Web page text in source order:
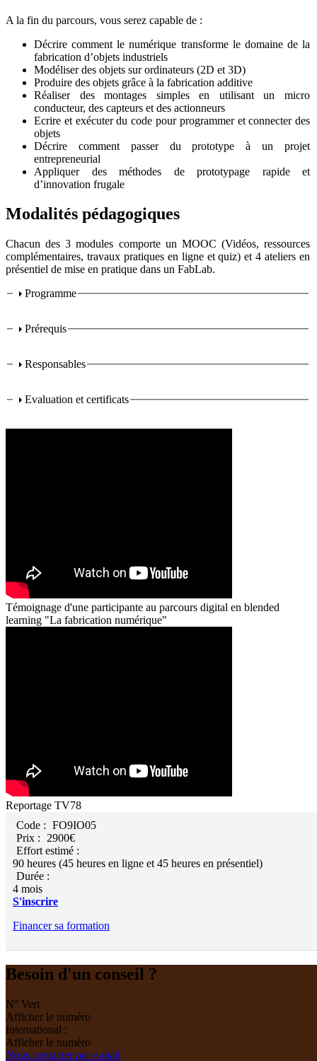
A la fin du parcours, vous serez capable de :
Décrire comment le numérique transforme le domaine de la
fabrication d’objets industriels
Modéliser des objets sur ordinateurs (2D et 3D)
Produire des objets grâce à la fabrication additive
Réaliser des montages simples en utilisant un micro
conducteur, des capteurs et des actionneurs
Ecrire et exécuter du code pour programmer et connecter des
objets
Décrire comment passer du prototype à un projet
entrepreneurial
Appliquer des méthodes de prototypage rapide et
d’innovation frugale
Modalités pédagogiques
Chacun des 3 modules comporte un MOOC (Vidéos, ressources
complémentaires, travaux pratiques en ligne et quiz) et 4 ateliers en
présentiel de mise en pratique dans un FabLab.
Programme
Prérequis
Responsables
Evaluation et certificats
Témoignage d'une participante au parcours digital en blended
learning "La fabrication numérique"
Reportage TV78
Code : FO9IO05
Prix :
2900€
Effort estimé :
90 heures (45 heures en ligne et 45 heures en présentiel)
Durée :
4 mois
S'inscrire
Financer sa formation
Besoin d'un conseil ?
N° Vert
Afficher le numéro
International :
Afficher le numéro
Nous contacter par e-mail